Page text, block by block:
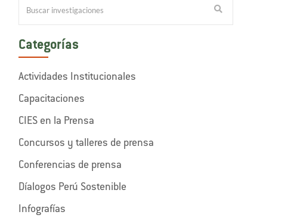
Categorías
Actividades Institucionales
Capacitaciones
CIES en la Prensa
Concursos y talleres de prensa
Conferencias de prensa
Díalogos Perú Sostenible
Infografías